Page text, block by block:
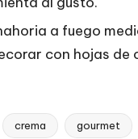
a fuego
con hojas de
crema gourmet